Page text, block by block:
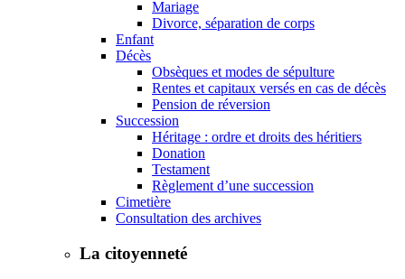
Mariage
Divorce, séparation de corps
Enfant
Décès
Obsèques et modes de sépulture
Rentes et capitaux versés en cas de décès
Pension de réversion
Succession
Héritage : ordre et droits des héritiers
Donation
Testament
Règlement d’une succession
Cimetière
Consultation des archives
La citoyenneté